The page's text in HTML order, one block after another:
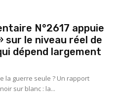
N°2617 appuie
sur le niveau réel de
dépend largement
la guerre seule ? Un rapport
sur blanc : la...